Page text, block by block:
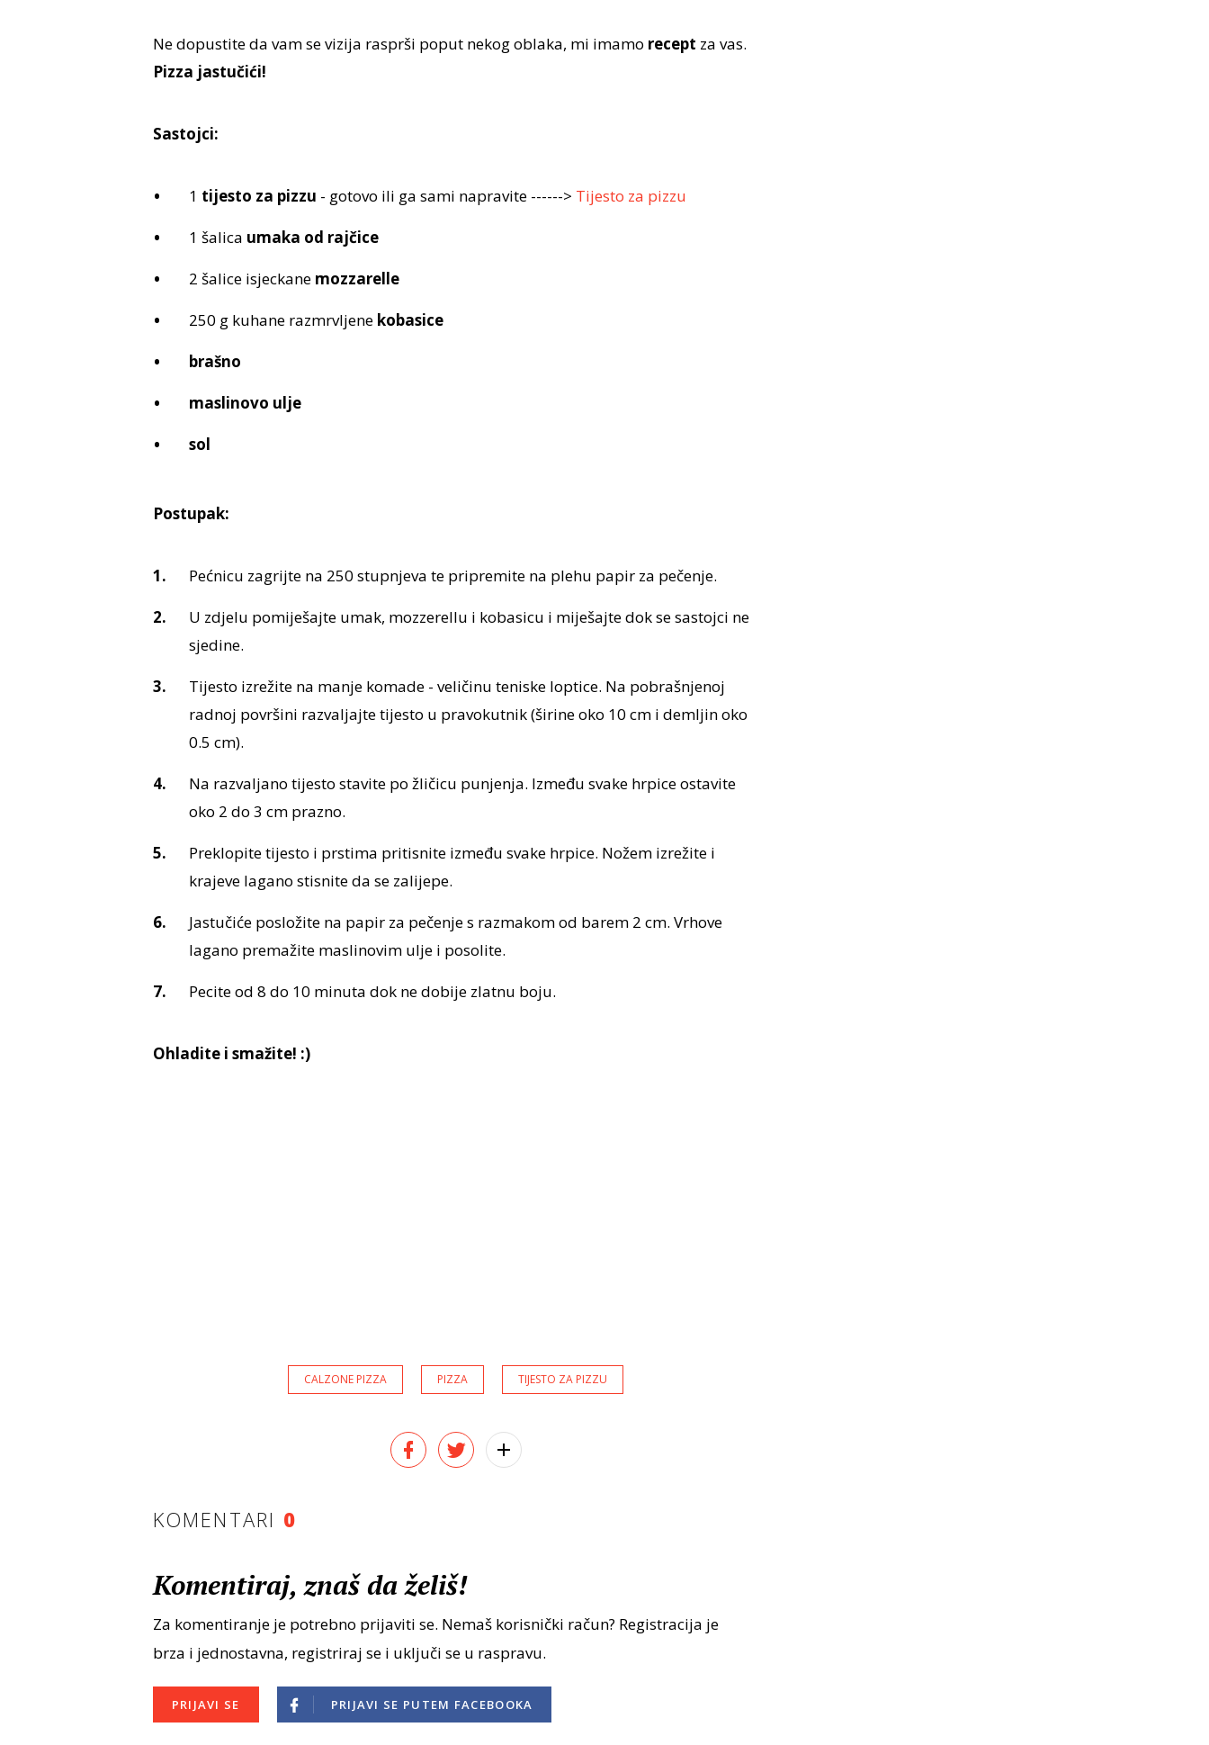
Ne dopustite da vam se vizija rasprši poput nekog oblaka, mi imamo recept za vas.
Pizza jastučići!
Sastojci:
1 tijesto za pizzu - gotovo ili ga sami napravite ------> Tijesto za pizzu
1 šalica umaka od rajčice
2 šalice isjeckane mozzarelle
250 g kuhane razmrvljene kobasice
brašno
maslinovo ulje
sol
Postupak:
Pećnicu zagrijte na 250 stupnjeva te pripremite na plehu papir za pečenje.
U zdjelu pomiješajte umak, mozzerellu i kobasicu i miješajte dok se sastojci ne
sjedine.
Tijesto izrežite na manje komade - veličinu teniske loptice. Na pobrašnjenoj
radnoj površini razvaljajte tijesto u pravokutnik (širine oko 10 cm i demljin oko
0.5 cm).
Na razvaljano tijesto stavite po žličicu punjenja. Između svake hrpice ostavite
oko 2 do 3 cm prazno.
Preklopite tijesto i prstima pritisnite između svake hrpice. Nožem izrežite i
krajeve lagano stisnite da se zalijepe.
Jastučiće posložite na papir za pečenje s razmakom od barem 2 cm. Vrhove
lagano premažite maslinovim ulje i posolite.
Pecite od 8 do 10 minuta dok ne dobije zlatnu boju.
Ohladite i smažite! :)
CALZONE PIZZA PIZZA TIJESTO ZA PIZZU
KOMENTARI 0
Komentiraj, znaš da želiš!
Za komentiranje je potrebno prijaviti se. Nemaš korisnički račun? Registracija je
brza i jednostavna, registriraj se i uključi se u raspravu.
PRIJAVI SE PRIJAVI SE PUTEM FACEBOOKA